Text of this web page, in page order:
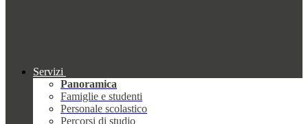
Servizi
Panoramica
Famiglie e studenti
Personale scolastico
Percorsi di studio